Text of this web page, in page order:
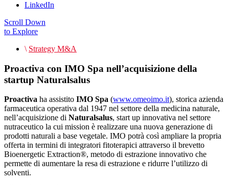
LinkedIn
Scroll Down
to Explore
\ Strategy M&A
Proactiva con IMO Spa nell’acquisizione della
startup Naturalsalus
Proactiva ha assistito IMO Spa (www.omeoimo.it), storica azienda
farmaceutica operativa dal 1947 nel settore della medicina naturale,
nell’acquisizione di Naturalsalus, start up innovativa nel settore
nutraceutico la cui mission è realizzare una nuova generazione di
prodotti naturali a base vegetale. IMO potrà così ampliare la propria
offerta in termini di integratori fitoterapici attraverso il brevetto
Bioenergetic Extraction®, metodo di estrazione innovativo che
permette di aumentare la resa di estrazione e ridurre l’utilizzo di
solventi.